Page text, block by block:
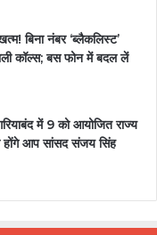
बिना नंबर ‘ब्लैकलिस्ट’
कॉल्स; बस फोन में बदल लें
में 9 को आयोजित राज्य
होंगे आप सांसद संजय सिंह